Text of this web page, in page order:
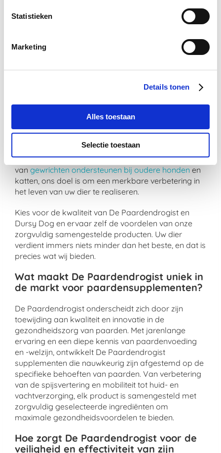
Statistieken
Marketing
Details tonen
Alles toestaan
Selectie toestaan
Of uw dier nu behoefte heeft aan ondersteuning
Paardendrogist vindt u producten die hierop zijn
zorgvuldig geselecteerd op basis van kwaliteit en
effectiviteit, en is ontwikkeld om de gezondheid en
We geloven sterk in het bieden van alleen het beste
Van supplementen die de gemoedsrust bieden aan
nerveuze paardentot producten die de gezondheid
van gewrichten ondersteunen bij oudere honden en
katten, ons doel is om een merkbare verbetering in
het leven van uw dier te realiseren.
Kies voor de kwaliteit van De Paardendrogist en
Dursy Dog en ervaar zelf de voordelen van onze
zorgvuldig samengestelde producten. Uw dier
verdient immers niets minder dan het beste, en dat is
precies wat wij bieden.
Wat maakt De Paardendrogist uniek in
de markt voor paardensupplementen?
De Paardendrogist onderscheidt zich door zijn
toewijding aan kwaliteit en innovatie in de
gezondheidszorg van paarden. Met jarenlange
ervaring en een diepe kennis van paardenvoeding
en -welzijn, ontwikkelt De Paardendrogist
supplementen die nauwkeurig zijn afgestemd op de
specifieke behoeften van paarden. Van verbetering
van de spijsvertering en mobiliteit tot huid- en
vachtverzorging, elk product is samengesteld met
zorgvuldig geselecteerde ingrediënten om
maximale gezondheidsvoordelen te bieden.
Hoe zorgt De Paardendrogist voor de
veiligheid en effectiviteit van zijn